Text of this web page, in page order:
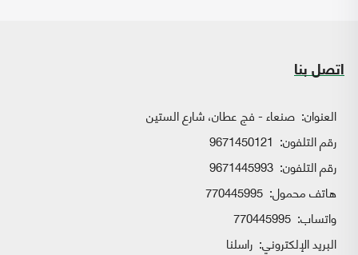
اتصل بنا
العنوان: صنعاء - فج عطان، شارع الستين
رقم التلفون: 9671450121
رقم التلفون: 9671445993
هاتف محمول: 770445995
واتساب:
البريد الإلكتروني: راسلنا